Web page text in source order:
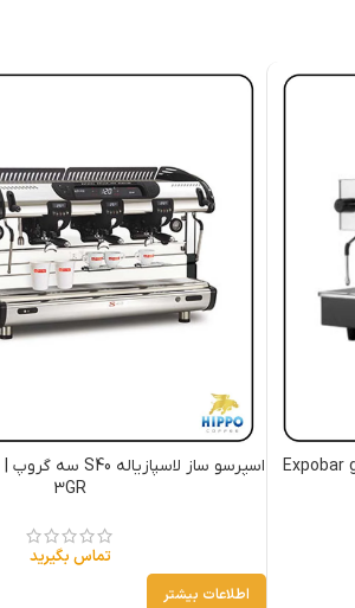
3GR
تماس بگیرید
اطلاعات بیشتر